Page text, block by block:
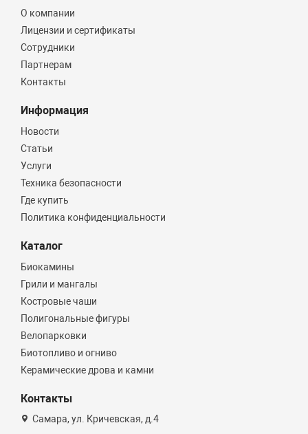
О компании
Лицензии и сертификаты
Сотрудники
Партнерам
Контакты
Информация
Новости
Статьи
Услуги
Техника безопасности
Где купить
Политика конфиденциальности
Каталог
Биокамины
Грили и мангалы
Костровые чаши
Полигональные фигуры
Велопарковки
Биотопливо и огниво
Керамические дрова и камни
Контакты
Самара, ул. Кричевская, д.4